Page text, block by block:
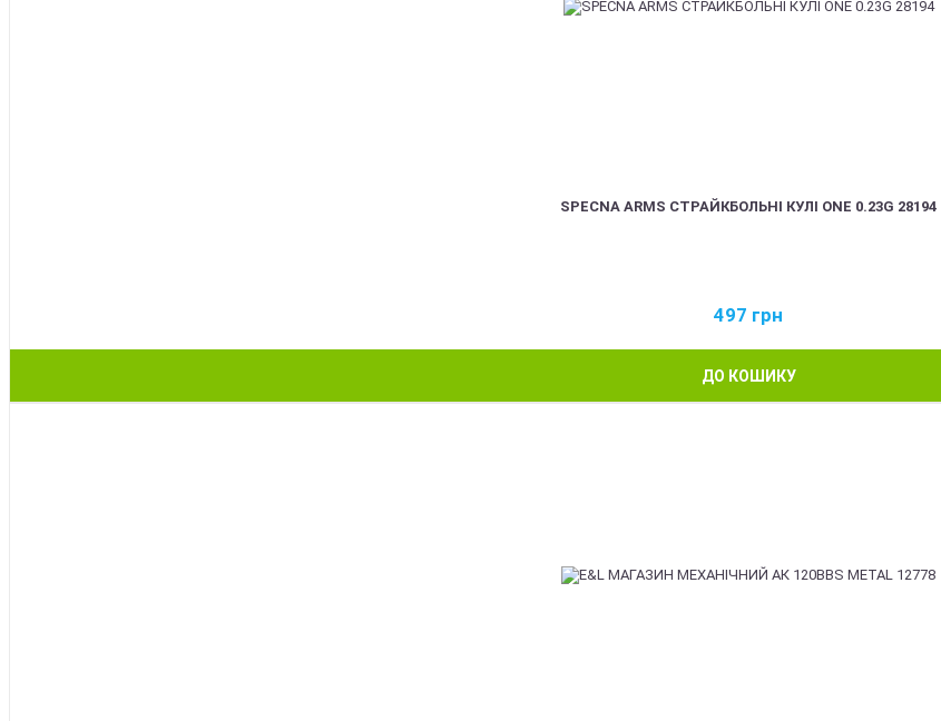
SPECNA ARMS СТРАЙКБОЛЬНІ КУЛІ ONE 0.23G 28194
497 грн
ДО КОШИКУ